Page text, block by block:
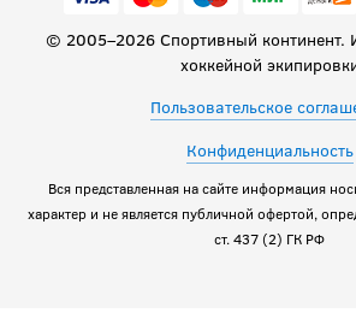
© 2005–2026 Спортивный континент.
хоккейной
Пользовательское
Конфиденциальность
Вся представленная на сайте информация
характер и не является публичной офертой,
ст. 437 (2) ГК РФ